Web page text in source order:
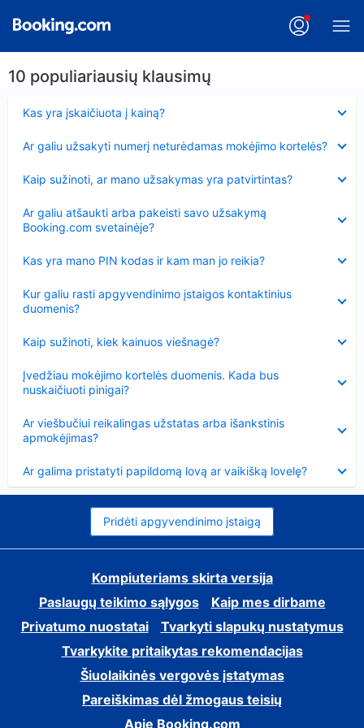
10 populiariausių klausimų
Kas yra įskaičiuota į kainą?
Ar galiu užsakyti numerį neturėdamas mokėjimo kortelės?
Kaip sužinoti, ar mano užsakymas yra patvirtintas?
Ar galiu atšaukti arba pakeisti savo užsakymą
Booking.com svetainėje?
Kas yra mano PIN kodas ir kam man jo reikia?
Kur galiu rasti apgyvendinimo įstaigos kontaktinius
duomenis?
Kaip sužinoti, kiek kainuos viešnagė?
Įvedžiau mokėjimo kortelės duomenis. Kada bus
nuskaičiuoti pinigai?
Ar viešbučiui reikalingas užstatas arba išankstinis
apmokėjimas?
Ar galima pristatyti papildomą lovą ar vaikišką lovelę?
Pridėti apgyvendinimo įstaigą
Kompiuteriams skirta versija
Paslaugų teikimo sąlygos
Kaip mes dirbame
Privatumo nuostatai
Tvarkyti slapukų nustatymus
Tvarkykite pritaikytas rekomendacijas
Šiuolaikinės vergovės įstatymas
Pareiškimas dėl žmogaus teisių
Apie Booking.com